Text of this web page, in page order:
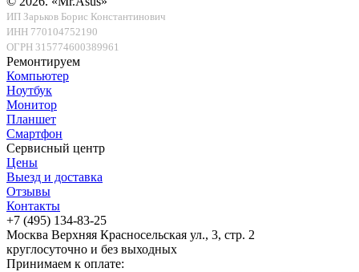
ИП Зарьков Борис Константинович
ИНН 770104752190
ОГРН 315774600389961
Ремонтируем
Компьютер
Ноутбук
Монитор
Планшет
Смартфон
Сервисный центр
Цены
Выезд и доставка
Отзывы
Контакты
+7 (495) 134-83-25
Москва Верхняя Красносельская ул., 3, стр. 2
круглосуточно и без выходных
Принимаем к оплате: